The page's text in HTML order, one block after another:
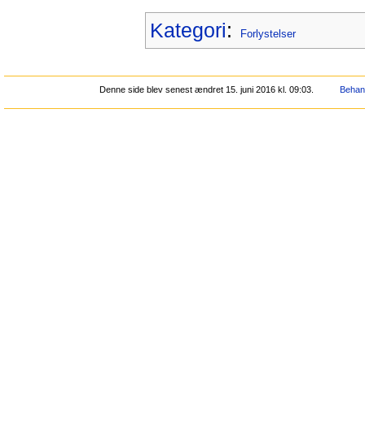
Kategori: Forlystelser
Denne side blev senest ændret 15. juni 2016 kl. 09:03.